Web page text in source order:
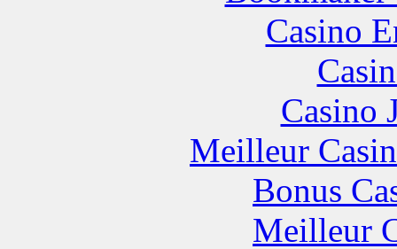
Casino
Casino
Meilleur
Bonus
Meilleur